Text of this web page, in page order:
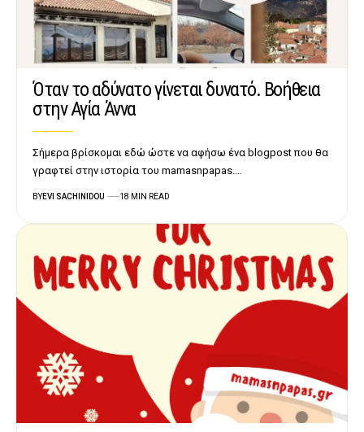
Όταν το αδύνατο γίνεται δυνατό. Βοήθεια
στην Αγία Άννα
Σήμερα βρίσκομαι εδώ ώστε να αφήσω ένα blogpost που θα
γραφτεί στην ιστορία του mamasnpapas.…
BYEVI SACHINIDOU 18 MIN READ